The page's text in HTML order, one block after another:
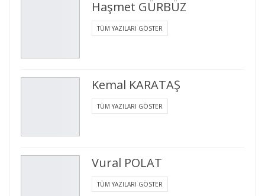
Haşmet GÜRBÜZ
TÜM YAZILARI GÖSTER
Kemal KARATAŞ
TÜM YAZILARI GÖSTER
Vural POLAT
TÜM YAZILARI GÖSTER